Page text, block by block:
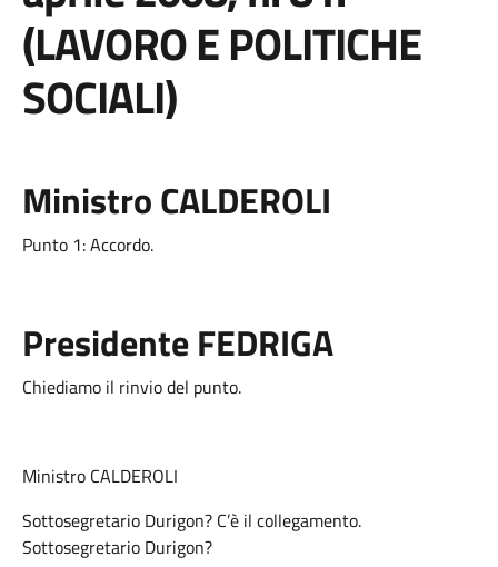
(LAVORO E POLITICHE
SOCIALI)
Ministro CALDEROLI
Punto 1: Accordo.
Presidente FEDRIGA
Chiediamo il rinvio del punto.
Ministro CALDEROLI
Sottosegretario Durigon? C’è il collegamento.
Sottosegretario Durigon?